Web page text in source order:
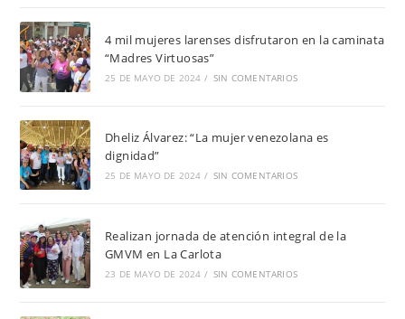
4 mil mujeres larenses disfrutaron en la caminata
“Madres Virtuosas”
25 DE MAYO DE 2024 / SIN COMENTARIOS
Dheliz Álvarez: “La mujer venezolana es
dignidad”
25 DE MAYO DE 2024 / SIN COMENTARIOS
Realizan jornada de atención integral de la
GMVM en La Carlota
23 DE MAYO DE 2024 / SIN COMENTARIOS